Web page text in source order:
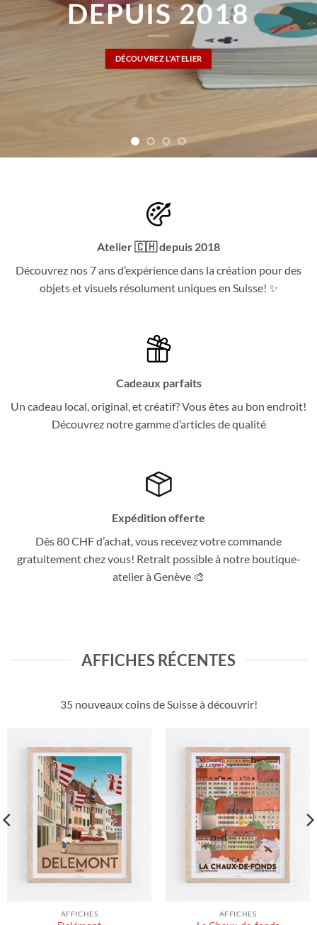
DEPUIS 2018
DÉCOUVREZ L'ATELIER
Atelier 🇨🇭 depuis 2018
Découvrez nos 7 ans d’expérience dans la création pour des
objets et visuels résolument uniques en Suisse! ✨
Cadeaux parfaits
Un cadeau local, original, et créatif? Vous êtes au bon endroit!
Découvrez notre gamme d’articles de qualité
Expédition offerte
Dês 80 CHF d’achat, vous recevez votre commande
gratuitement chez vous! Retrait possible à notre boutique-
atelier à Genève 🎨
AFFICHES RÉCENTES
35 nouveaux coins de Suisse à découvrir!
AFFICHES AFFICHES